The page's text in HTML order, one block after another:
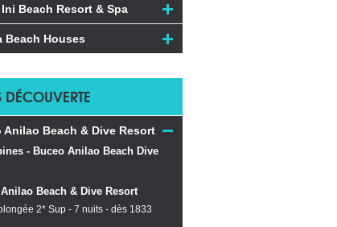
Beach Resort & Spa
Beach Houses
DÉCOUVERTE
Anilao Beach & Dive Resort
Beach & Dive Resort
2* Sup - 7 nuits - dès 1833